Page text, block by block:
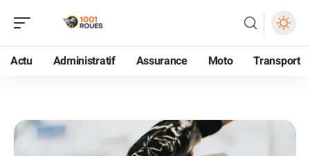
Actu Administratif Assurance Moto Transport